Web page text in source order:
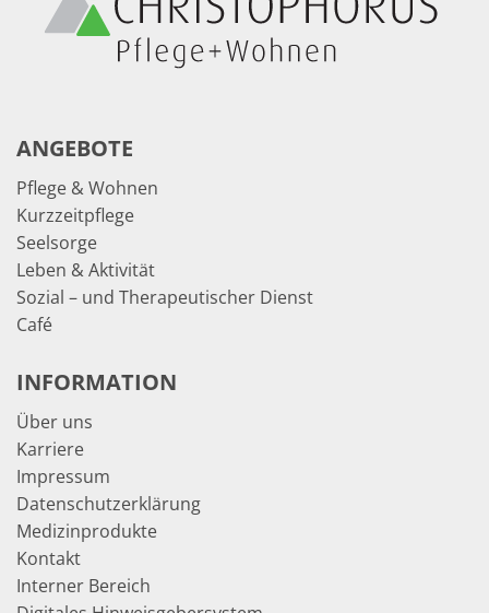
ANGEBOTE
Pflege & Wohnen
Kurzzeitpflege
Seelsorge
Leben & Aktivität
Sozial – und Therapeutischer Dienst
Café
INFORMATION
Über uns
Karriere
Impressum
Datenschutzerklärung
Medizinprodukte
Kontakt
Interner Bereich